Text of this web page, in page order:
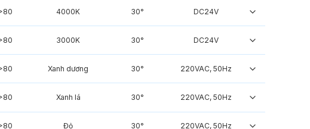
4000K 30° DC24V
3000K 30° DC24V
Xanh dương 30° 220VAC, 50Hz
Xanh lá 30° 220VAC, 50Hz
Đỏ 30° 220VAC, 50Hz